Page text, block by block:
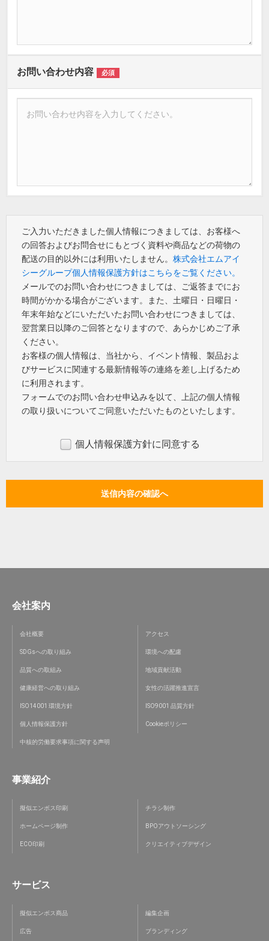
お問い合わせ内容 必須
ご入力いただきました個人情報につきましては、お客様へ
の回答およびお問合せにもとづく資料や商品などの荷物の
配送の目的以外には利用いたしません。 株式会社エムアイ
シーグループ個人情報保護方針はこちらをご覧ください。
メールでのお問い合わせにつきましては、ご返答までにお
時間がかかる場合がございます。また、土曜日・日曜日・
年末年始などにいただいたお問い合わせにつきましては、
翌営業日以降のご回答となりますので、あらかじめご了承
ください。
お客様の個人情報は、当社から、イベント情報、製品およ
びサービスに関連する最新情報等の連絡を差し上げるため
に利用されます。
フォームでのお問い合わせ申込みを以て、上記の個人情報
の取り扱いについてご同意いただいたものといたします。
個人情報保護方針に同意する
会社案内
会社概要 アクセス
SDGsへの取り組み 環境への配慮
品質への取組み 地域貢献活動
健康経営への取り組み 女性の活躍推進宣言
ISO14001 環境方針 ISO9001 品質方針
個人情報保護方針 Cookieポリシー
中核的労働要求事項に関する声明
事業紹介
擬似エンボス印刷 チラシ制作
ホームページ制作 BPOアウトソーシング
ECO印刷 クリエイティブデザイン
サービス
擬似エンボス商品 編集企画
広告 ブランディング